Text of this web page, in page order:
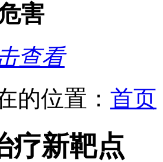
害
查看
的位置： 首页
疗新靶点